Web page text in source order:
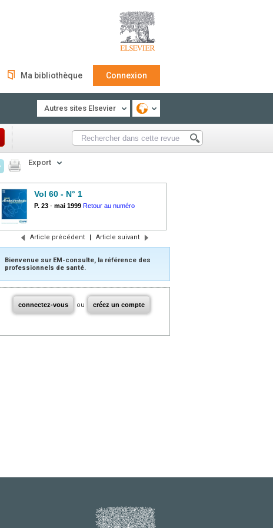
Ma bibliothèque Connexion
Autres sites Elsevier
Export
Vol 60 - N° 1
P. 23 - mai 1999 Retour au numéro
Article précédent | Article suivant
Bienvenue sur EM-consulte, la référence des
professionnels de santé.
connectez-vous ou créez un compte